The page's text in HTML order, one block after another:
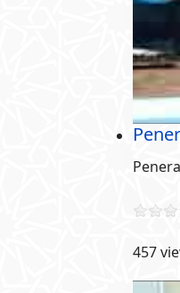
457